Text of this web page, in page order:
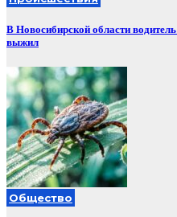
В Новосибирской области
выжил
Общество